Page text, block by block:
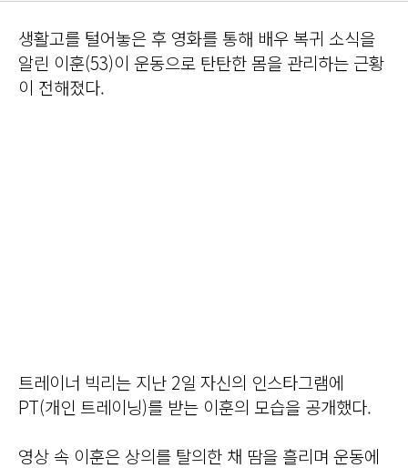
생활고를 털어놓은 후 영화를 통해 배우 복귀 소식을
알린 이훈(53)이 운동으로 탄탄한 몸을 관리하는 근황
이 전해졌다.
트레이너 빅리는 지난 2일 자신의 인스타그램에
PT(개인 트레이닝)를 받는 이훈의 모습을 공개했다.
영상 속 이훈은 상의를 탈의한 채 땀을 흘리며 운동에